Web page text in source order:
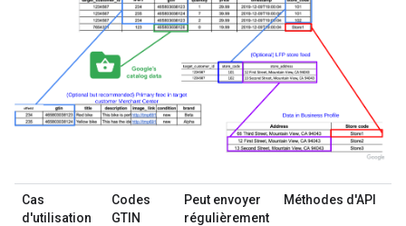
Cas
d'utilisation
Codes
GTIN
Peut envoyer
régulièrement
Méthodes d'API